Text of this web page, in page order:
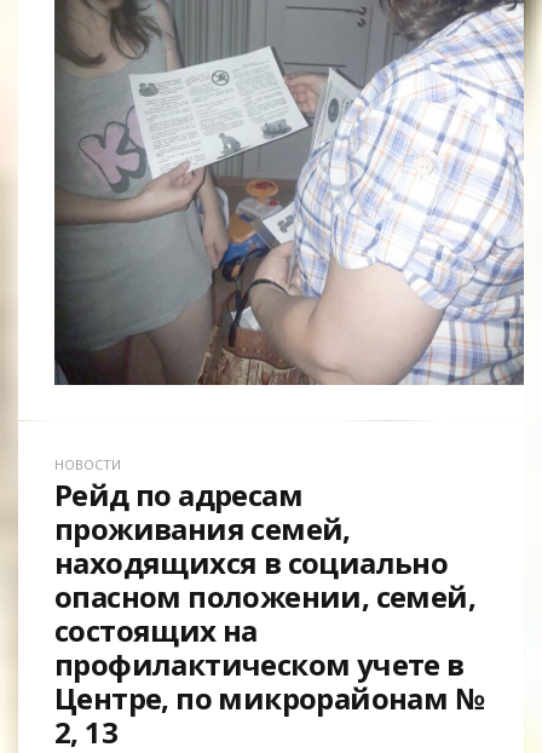
НОВОСТИ
Рейд по адресам
проживания семей,
находящихся в социально
опасном положении, семей,
состоящих на
профилактическом учете в
Центре, по микрорайонам №
2, 13